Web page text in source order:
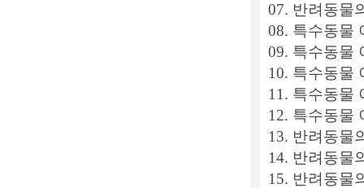
07. 반려동물
08. 특수동물
09. 특수동물
10. 특수동물
11. 특수동물
12. 특수동물
13. 반려동물
14. 반려동물
15. 반려동물